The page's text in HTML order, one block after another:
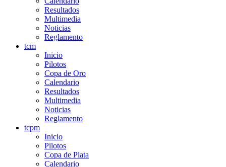
Resultados
Multimedia
Noticias
Reglamento
tcm
Inicio
Pilotos
Copa de Oro
Calendario
Resultados
Multimedia
Noticias
Reglamento
tcpm
Inicio
Pilotos
Copa de Plata
Calendario